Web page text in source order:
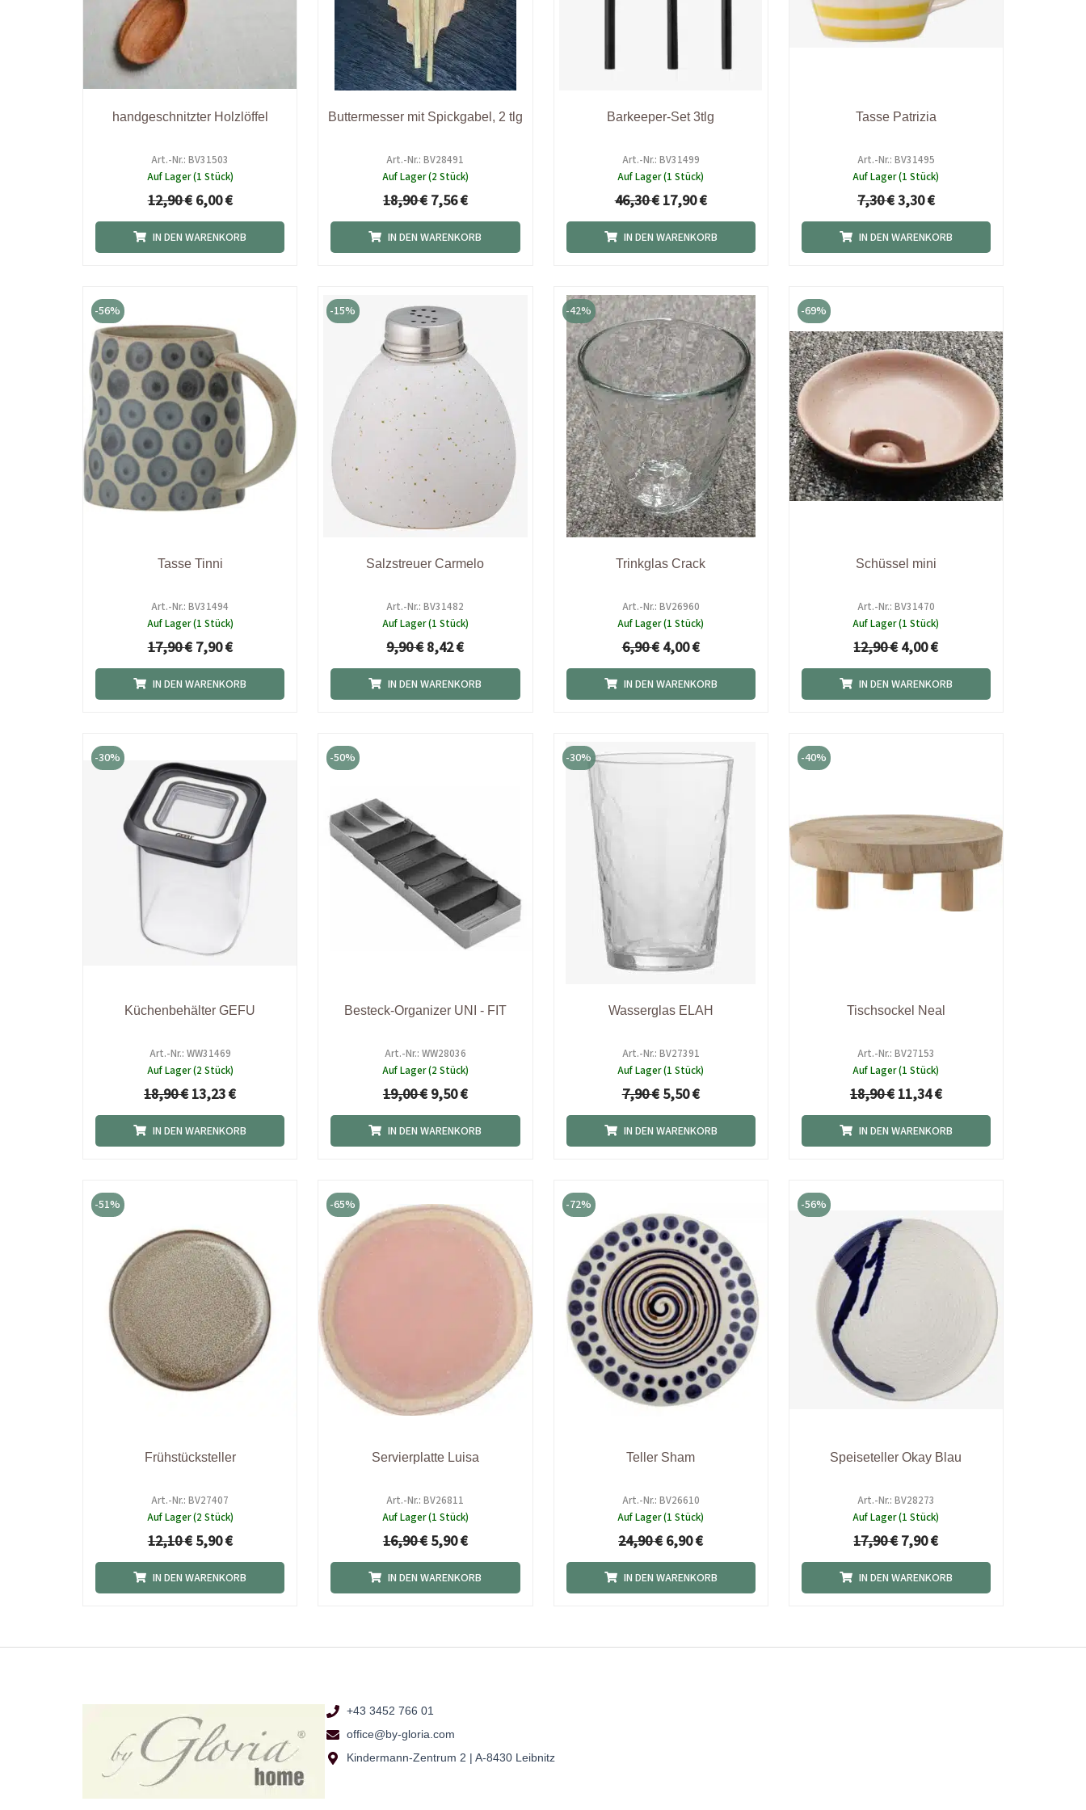
handgeschnitzter Holzlöffel
Art.-Nr.: BV31503
Auf Lager (1 Stück)
12,90€ 6,00€
IN DEN WARENKORB
Buttermesser mit Spickgabel, 2 tlg
Art.-Nr.: BV28491
Auf Lager (2 Stück)
18,90€ 7,56€
IN DEN WARENKORB
Barkeeper-Set 3tlg
Art.-Nr.: BV31499
Auf Lager (1 Stück)
46,30€ 17,90€
IN DEN WARENKORB
Tasse Patrizia
Art.-Nr.: BV31495
Auf Lager (1 Stück)
7,30€3,30€
IN DEN WARENKORB
-56%
Tasse Tinni
Art.-Nr.: BV31494
Auf Lager (1 Stück)
17,90€
war:
17,90 €
7,90€
ist:
7,90 €.
IN DEN WARENKORB
-15%
Salzstreuer Carmelo
Art.-Nr.: BV31482
Auf Lager (1 Stück)
9,90€
Preis
war:
9,90 €
8,42€
ist:
8,42 €.
IN DEN WARENKORB
-42%
Trinkglas Crack
Art.-Nr.: BV26960
Auf Lager (1 Stück)
6,90€
Ursprünglicher
Preis
war:
6,90 €
4,00€
Aktueller
Preis
ist:
4,00 €.
IN DEN WARENKORB
-69%
Schüssel mini
Art.-Nr.: BV31470
Auf Lager (1 Stück)
12,90€
war:
12,90 €
4,00€
ist:
4,00 €.
IN DEN WARENKORB
-30%
Küchenbehälter GEFU
Art.-Nr.: WW31469
Auf Lager (2 Stück)
18,90€
war:
18,90 €
13,23€
ist:
13,23 €.
IN DEN WARENKORB
-50%
Besteck-Organizer UNI - FIT
Art.-Nr.: WW28036
Auf Lager (2 Stück)
19,00€ 9,50€
IN DEN WARENKORB
-30%
Wasserglas ELAH
Art.-Nr.: BV27391
Auf Lager (1 Stück)
7,90€
Preis
5,50€
Preis
5,50 €.
IN DEN WARENKORB
-40%
Tischsockel Neal
Art.-Nr.: BV27153
Auf Lager (1 Stück)
18,90€ 11,34€
IN DEN WARENKORB
-51%
Frühstücksteller
Art.-Nr.: BV27407
Auf Lager (2 Stück)
12,10€
12,10 €
5,90€
5,90 €.
IN DEN WARENKORB
-65%
Servierplatte Luisa
Art.-Nr.: BV26811
Auf Lager (1 Stück)
16,90€
Preis
war:
5,90€
Preis
ist:
5,90 €.
IN DEN WARENKORB
-72%
Teller Sham
Art.-Nr.: BV26610
Auf Lager (1 Stück)
24,90€
war:
24,90 €
6,90€
ist:
6,90 €.
IN DEN WARENKORB
-56%
Speiseteller Okay Blau
Art.-Nr.: BV28273
Auf Lager (1 Stück)
17,90€
war:
7,90€
ist:
7,90 €.
IN DEN WARENKORB
+43 3452 766 01
office@by-gloria.com
Kindermann-Zentrum 2 | A-8430 Leibnitz